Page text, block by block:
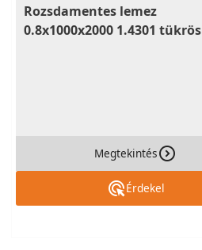
Rozsdamentes lemez
0.8x1000x2000 1.4301 tükrös
Megtekintés
Érdekel